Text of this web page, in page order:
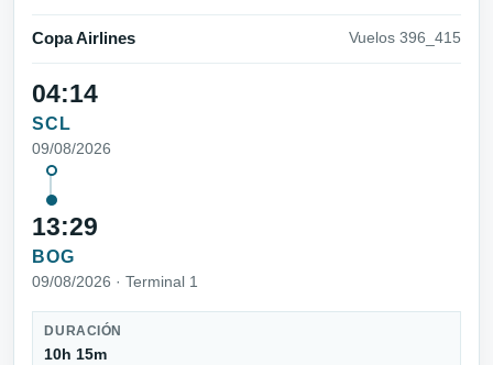
Copa Airlines Vuelos 396_415
04:14
SCL
09/08/2026
13:29
BOG
09/08/2026 · Terminal 1
DURACIÓN
10h 15m